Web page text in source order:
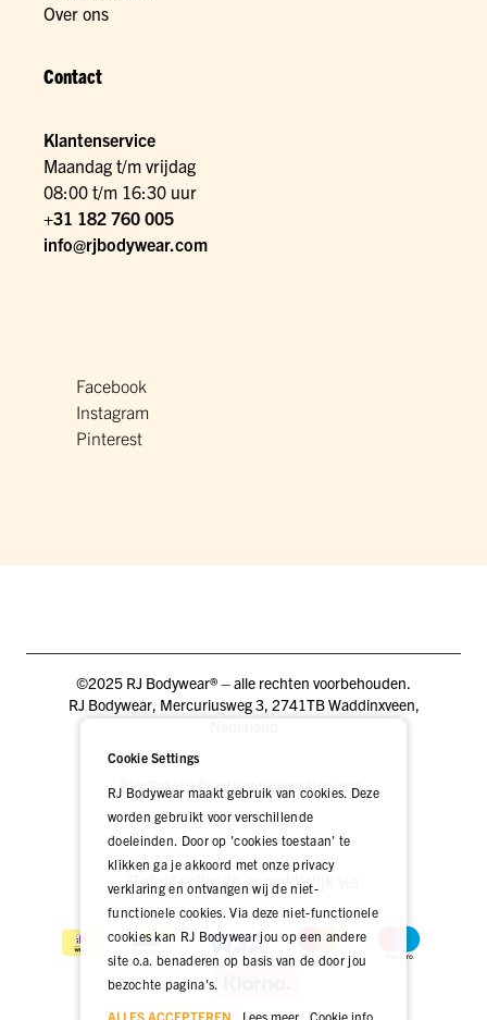
Over ons
Contact
Klantenservice
Maandag t/m vrijdag
08:00 t/m 16:30 uur
+31 182 760 005
info@rjbodywear.com
Facebook
Instagram
Pinterest
©2025 RJ Bodywear® – alle rechten voorbehouden.
RJ Bodywear, Mercuriusweg 3, 2741TB Waddinxveen,
BlogZakelijkPers VacaturesDEALER LOGIN
Betaal veilig én gemakkelijk via
Cookie Settings
RJ Bodywear maakt gebruik van cookies. Deze
worden gebruikt voor verschillende
doeleinden. Door op 'cookies toestaan' te
klikken ga je akkoord met onze privacy
verklaring en ontvangen wij de niet-
functionele cookies. Via deze niet-functionele
cookies kan RJ Bodywear jou op een andere
site o.a. benaderen op basis van de door jou
bezochte pagina's.
ALLES ACCEPTEREN
Lees meer Cookie info